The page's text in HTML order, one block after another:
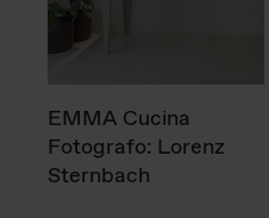
EMMA Cucina
Fotografo: Lorenz
Sternbach